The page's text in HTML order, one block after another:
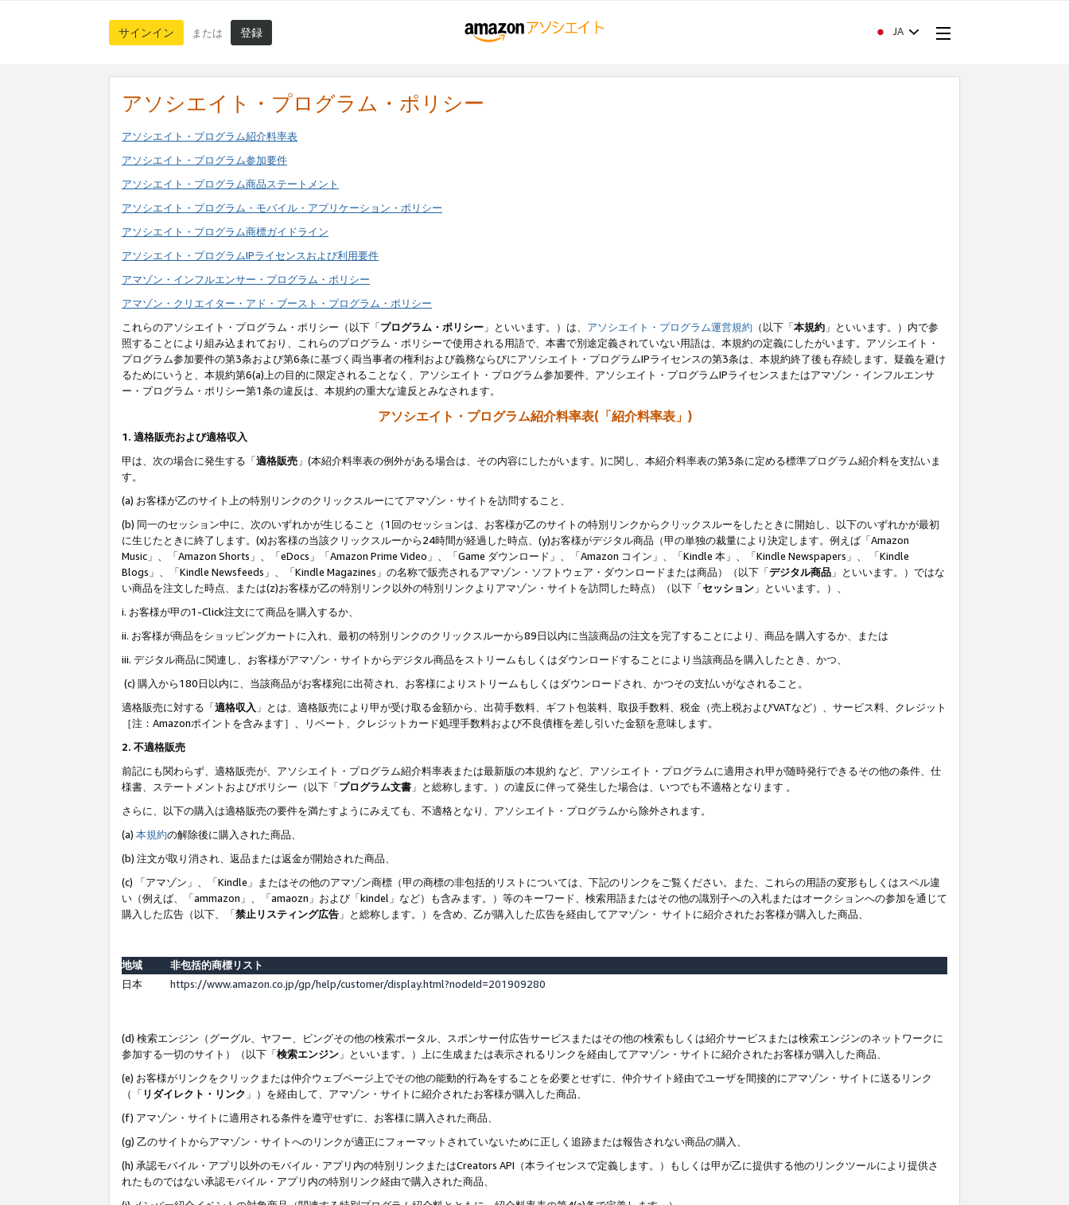
サインイン または 登録 JA
アソシエイト・プログラム・ポリシー
アソシエイト・プログラム紹介料率表
アソシエイト・プログラム参加要件
アソシエイト・プログラム商品ステートメント
アソシエイト・プログラム・モバイル・アプリケーション・ポリシー
アソシエイト・プログラム商標ガイドライン
アソシエイト・プログラムIPライセンスおよび利用要件
アマゾン・インフルエンサー・プログラム・ポリシー
アマゾン・クリエイター・アド・ブースト・プログラム・ポリシー
これらのアソシエイト・プログラム・ポリシー（以下「プログラム・ポリシー 」といいます。）は、 アソシエイト・プログラム運営規約 （以下「本規約 」といいます。）内で参
照することにより組み込まれており、これらのプログラム・ポリシーで使用される用語で、本書で別途定義されていない用語は、本規約の定義にしたがいます。アソシエイト・
プログラム参加要件の第3条および第6条に基づく両当事者の権利および義務ならびにアソシエイト・プログラムIPライセンスの第3条は、本規約終了後も存続します。疑義を避け
るためにいうと、本規約第6(a)上の目的に限定されることなく、アソシエイト・プログラム参加要件、アソシエイト・プログラムIPライセンスまたはアマゾン・インフルエンサ
ー・プログラム・ポリシー第1条の違反は、本規約の重大な違反とみなされます。
アソシエイト・プログラム紹介料率表(「紹介料率表」)
1. 適格販売および適格収入
甲は、次の場合に発生する「適格販売 」(本紹介料率表の例外がある場合は、その内容にしたがいます。)に関し、本紹介料率表の第3条に定める標準プログラム紹介料を支払いま
す。
(a) お客様が乙のサイト上の特別リンクのクリックスルーにてアマゾン・サイトを訪問すること、
(b) 同一のセッション中に、次のいずれかが生じること（1回のセッションは、お客様が乙のサイトの特別リンクからクリックスルーをしたときに開始し、以下のいずれかが最初
に生じたときに終了します。(x)お客様の当該クリックスルーから24時間が経過した時点、(y)お客様がデジタル商品（甲の単独の裁量により決定します。例えば「Amazon
Music」、「Amazon Shorts」、「eDocs」「Amazon Prime Video」、「Game ダウンロード」、「Amazon コイン」、「Kindle 本」、「Kindle Newspapers」、 「Kindle
Blogs」、「Kindle Newsfeeds」、「Kindle Magazines」の名称で販売されるアマゾン・ソフトウェア・ダウンロードまたは商品）（以下「デジタル商品 」といいます。）ではな
い商品を注文した時点、または(z)お客様が乙の特別リンク以外の特別リンクよりアマゾン・サイトを訪問した時点）（以下「セッション 」といいます。）、
i. お客様が甲の1-Click注文にて商品を購入するか、
ii. お客様が商品をショッピングカートに入れ、最初の特別リンクのクリックスルーから89日以内に当該商品の注文を完了することにより、商品を購入するか、または
iii. デジタル商品に関連し、お客様がアマゾン・サイトからデジタル商品をストリームもしくはダウンロードすることにより当該商品を購入したとき、かつ、
(c) 購入から180日以内に、当該商品がお客様宛に出荷され、お客様によりストリームもしくはダウンロードされ、かつその支払いがなされること。
適格販売に対する「適格収入 」とは、適格販売により甲が受け取る金額から、出荷手数料、ギフト包装料、取扱手数料、税金（売上税およびVATなど）、サービス料、クレジット
［注：Amazonポイントを含みます］、リベート、クレジットカード処理手数料および不良債権を差し引いた金額を意味します。
2. 不適格販売
前記にも関わらず、適格販売が、アソシエイト・プログラム紹介料率表または最新版の本規約 など、アソシエイト・プログラムに適用され甲が随時発行できるその他の条件、仕
様書、ステートメントおよびポリシー（以下「プログラム文書 」と総称します。）の違反に伴って発生した場合は、いつでも不適格となります 。
さらに、以下の購入は適格販売の要件を満たすようにみえても、不適格となり、アソシエイト・プログラムから除外されます。
(a) 本規約の解除後に購入された商品、
(b) 注文が取り消され、返品または返金が開始された商品、
(c) 「アマゾン」、「Kindle」またはその他のアマゾン商標（甲の商標の非包括的リストについては、下記のリンクをご覧ください。また、これらの用語の変形もしくはスペル違
い（例えば、「ammazon」、「amaozn」および「kindel」など）も含みます。）等のキーワード、検索用語またはその他の識別子への入札またはオークションへの参加を通じて
購入した広告（以下、「禁止リスティング広告 」と総称します。）を含め、乙が購入した広告を経由してアマゾン・ サイトに紹介されたお客様が購入した商品、
地域
非包括的商標リスト
日本
https://www.amazon.co.jp/gp/help/customer/display.html?nodeId=201909280
(d) 検索エンジン（グーグル、ヤフー、ビングその他の検索ポータル、スポンサー付広告サービスまたはその他の検索もしくは紹介サービスまたは検索エンジンのネットワークに
参加する一切のサイト）（以下「検索エンジン 」といいます。）上に生成または表示されるリンクを経由してアマゾン・サイトに紹介されたお客様が購入した商品、
(e) お客様がリンクをクリックまたは仲介ウェブページ上でその他の能動的行為をすることを必要とせずに、仲介サイト経由でユーザを間接的にアマゾン・サイトに送るリンク
（「 リダイレクト・リンク 」）を経由して、アマゾン・サイトに紹介されたお客様が購入した商品、
(f) アマゾン・サイトに適用される条件を遵守せずに、お客様に購入された商品、
(g) 乙のサイトからアマゾン・サイトへのリンクが適正にフォーマットされていないために正しく追跡または報告されない商品の購入、
(h) 承認モバイル・アプリ以外のモバイル・アプリ内の特別リンクまたはCreators API（本ライセンスで定義します。）もしくは甲が乙に提供する他のリンクツールにより提供さ
れたものではない承認モバイル・アプリ内の特別リンク経由で購入された商品、